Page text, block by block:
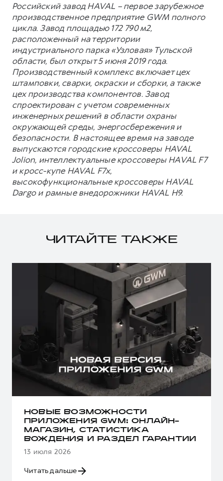
Российский завод HAVAL – первое зарубежное
производственное предприятие GWM полного
цикла. Завод площадью 172 790 м2,
расположенный на территории
индустриального парка «Узловая» Тульской
области, был открыт 5 июня 2019 года.
Производственный комплекс включает цех
штамповки, сварки, окраски и сборки, а также
цех производства компонентов. Завод
спроектирован с учетом современных
инженерных решений в области охраны
окружающей среды, энергосбережения и
безопасности. В настоящее время на заводе
выпускаются городские кроссоверы HAVAL
Jolion, интеллектуальные кроссоверы HAVAL F7
и кросс-купе HAVAL F7x,
высокофункциональные кроссоверы HAVAL
Dargo и рамные внедорожники HAVAL H9.
ЧИТАЙТЕ ТАКЖЕ
НОВЫЕ ВОЗМОЖНОСТИ
ПРИЛОЖЕНИЯ GWM: ОНЛАЙН-
МАГАЗИН, СТАТИСТИКА
ВОЖДЕНИЯ И РАЗДЕЛ ГАРАНТИИ
13 июля 2026
Читать дальше